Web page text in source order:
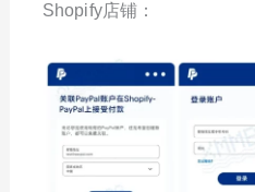
Shopify店铺：